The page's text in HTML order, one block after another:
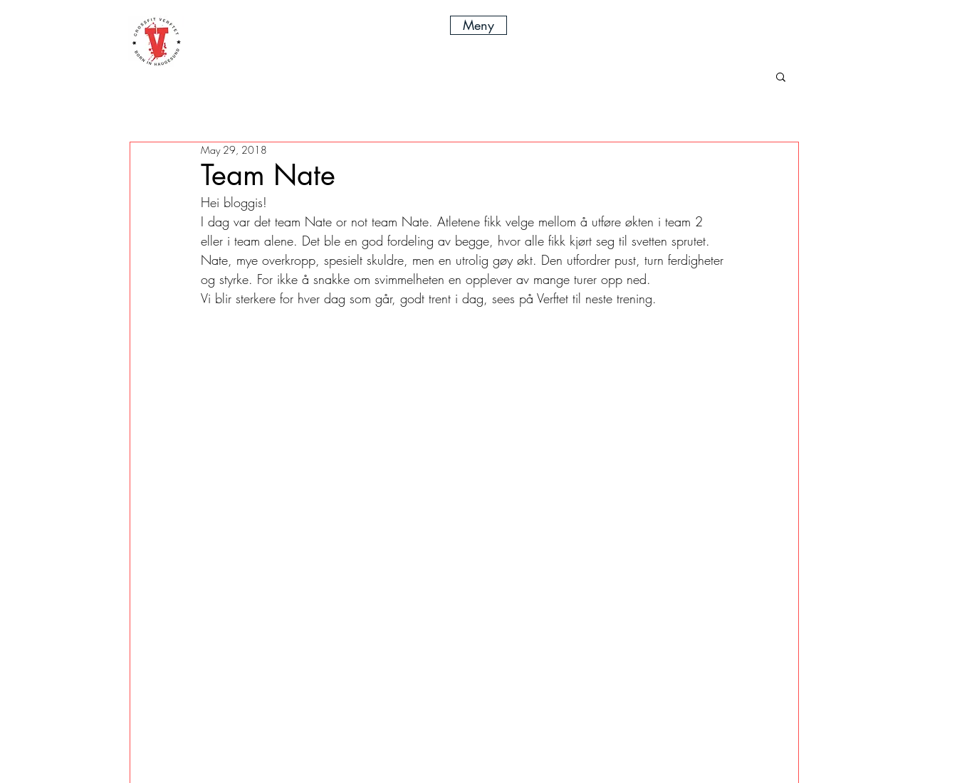
Meny
Team Nate
May 29, 2018
Hei bloggis!
I dag var det team Nate or not team Nate. Atletene fikk velge mellom å utføre økten i team 2
eller i team alene. Det ble en god fordeling av begge, hvor alle fikk kjørt seg til svetten sprutet.
Nate, mye overkropp, spesielt skuldre, men en utrolig gøy økt. Den utfordrer pust, turn ferdigheter
og styrke. For ikke å snakke om svimmelheten en opplever av mange turer opp ned.
Vi blir sterkere for hver dag som går, godt trent i dag, sees på Verftet til neste trening.